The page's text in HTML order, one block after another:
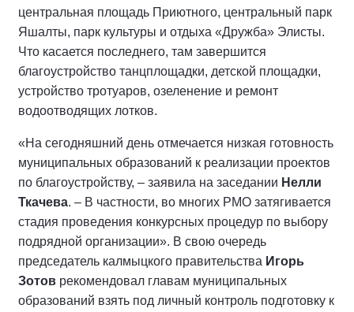
центральная площадь Приютного, центральный парк
Яшалты, парк культуры и отдыха «Дружба» Элисты.
Что касается последнего, там завершится
благоустройство танцплощадки, детской площадки,
устройство тротуаров, озеленение и ремонт
водоотводящих лотков.
«На сегодняшний день отмечается низкая готовность
муниципальных образований к реализации проектов
по благоустройству, – заявила на заседании Нелли
Ткачева. – В частности, во многих РМО затягивается
стадия проведения конкурсных процедур по выбору
подрядной организации». В свою очередь
председатель калмыцкого правительства Игорь
Зотов рекомендовал главам муниципальных
образований взять под личный контроль подготовку к